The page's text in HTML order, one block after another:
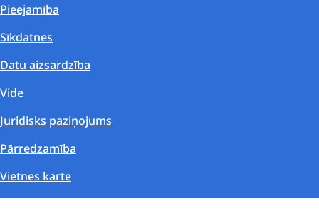
Pieejamība
Sīkdatnes
Datu aizsardzība
Vide
Juridisks paziņojums
Pārredzamība
Vietnes karte